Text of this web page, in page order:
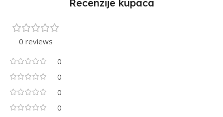
Recenzije kupaca
0 reviews
0
0
0
0